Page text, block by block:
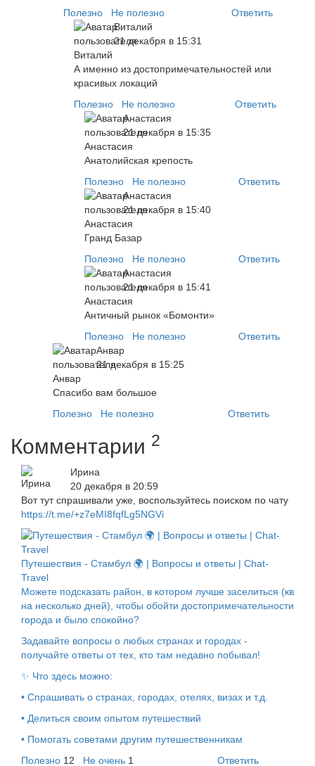
Полезно
Не полезно
Ответить
Виталий
21 декабря в 15:31
А именно из достопримечательностей или
красивых локаций
Полезно
Не полезно
Ответить
Анастасия
21 декабря в 15:35
Анатолийская крепость
Полезно
Не полезно
Ответить
Анастасия
21 декабря в 15:40
Гранд Базар
Полезно
Не полезно
Ответить
Анастасия
21 декабря в 15:41
Античный рынок «Бомонти»
Полезно
Не полезно
Ответить
Анвар
21 декабря в 15:25
Спасибо вам большое
Полезно
Не полезно Ответить
Комментарии 2
Ирина
20 декабря в 20:59
Вот тут спрашивали уже, воспользуйтесь поиском по чату
https://t.me/+z7eMI8fqfLg5NGVi
Путешествия - Стамбул 🌍 | Вопросы и ответы | Chat-
Travel
Можете подсказать район, в котором лучше заселиться (кв
на несколько дней), чтобы обойти достопримечательности
города и было спокойно?
Задавайте вопросы о любых странах и городах -
получайте ответы от тех, кто там недавно побывал!
✨ Что здесь можно:
• Спрашивать о странах, городах, отелях, визах и т.д.
• Делиться своим опытом путешествий
• Помогать советами другим путешественникам
Полезно 12 Не очень 1 Ответить